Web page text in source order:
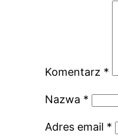
Komentarz *
Nazwa *
Adres email *